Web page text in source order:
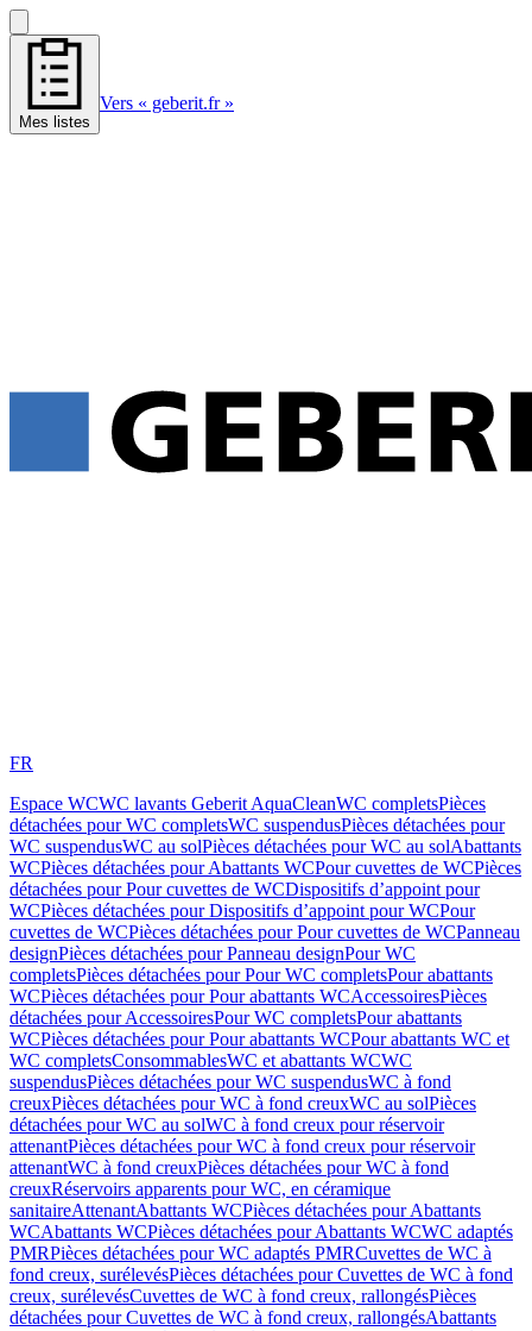
Mes listes
Vers « geberit.fr »
FR
Espace WCWC lavants Geberit AquaCleanWC completsPièces
détachées pour WC completsWC suspendusPièces détachées pour
WC suspendusWC au solPièces détachées pour WC au solAbattants
WCPièces détachées pour Abattants WCPour cuvettes de WCPièces
détachées pour Pour cuvettes de WCDispositifs d’appoint pour
WCPièces détachées pour Dispositifs d’appoint pour WCPour
cuvettes de WCPièces détachées pour Pour cuvettes de WCPanneau
designPièces détachées pour Panneau designPour WC
completsPièces détachées pour Pour WC completsPour abattants
WCPièces détachées pour Pour abattants WCAccessoiresPièces
détachées pour AccessoiresPour WC completsPour abattants
WCPièces détachées pour Pour abattants WCPour abattants WC et
WC completsConsommablesWC et abattants WCWC
suspendusPièces détachées pour WC suspendusWC à fond
creuxPièces détachées pour WC à fond creuxWC au solPièces
détachées pour WC au solWC à fond creux pour réservoir
attenantPièces détachées pour WC à fond creux pour réservoir
attenantWC à fond creuxPièces détachées pour WC à fond
creuxRéservoirs apparents pour WC, en céramique
sanitaireAttenantAbattants WCPièces détachées pour Abattants
WCAbattants WCPièces détachées pour Abattants WCWC adaptés
PMRPièces détachées pour WC adaptés PMRCuvettes de WC à
fond creux, surélevésPièces détachées pour Cuvettes de WC à fond
creux, surélevésCuvettes de WC à fond creux, rallongésPièces
détachées pour Cuvettes de WC à fond creux, rallongésAbattants